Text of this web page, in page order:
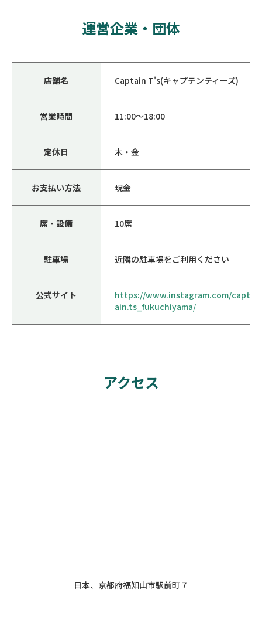
運営企業・団体
店舗名 Captain T's(キャプテンティーズ)
営業時間 11:00〜18:00
定休日 木・金
お支払い方法 現金
席・設備 10席
駐車場 近隣の駐車場をご利用ください
公式サイト
https://www.instagram.com/capt
ain.ts_fukuchiyama/
アクセス
日本、京都府福知山市駅前町７